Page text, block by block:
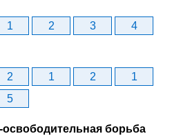
1 2 3
4
2 1 2
1
5
борьба